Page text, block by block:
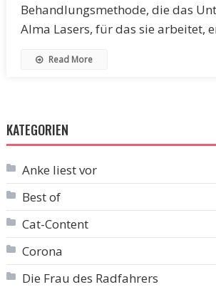
Behandlungsmethode, die das
Alma Lasers, für das sie arbeitet,
Read More
KATEGORIEN
Anke liest vor
Best of
Cat-Content
Corona
Die Frau des Radfahrers